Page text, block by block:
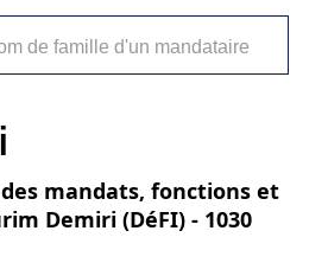
mandats, fonctions et
Demiri (DéFI) - 1030